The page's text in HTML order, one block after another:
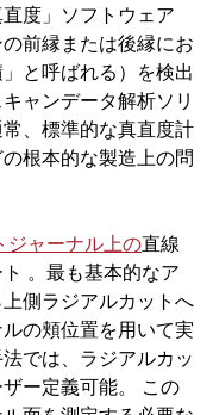
度」ソフトウェア
前縁または後縁にお
と呼ばれる）を検出
ャンデータ解析ソリ
、標準的な真直度計
根本的な製造上の問
ジャーナル上の直線
。最も基本的なア
側ラジアルカットへ
の頬位置を用いて実
では、ラジアルカッ
ー定義可能。 この